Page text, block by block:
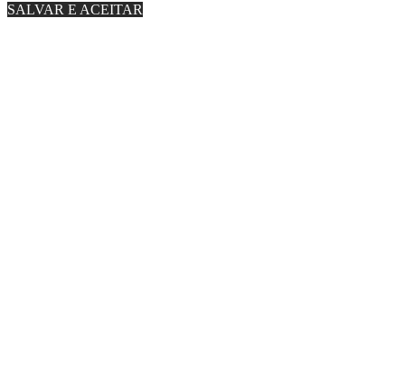
SALVAR E ACEITAR